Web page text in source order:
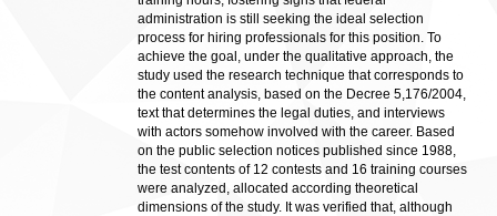
administration is still seeking the ideal selection
process for hiring professionals for this position. To
achieve the goal, under the qualitative approach, the
study used the research technique that corresponds to
the content analysis, based on the Decree 5,176/2004,
text that determines the legal duties, and interviews
with actors somehow involved with the career. Based
on the public selection notices published since 1988,
the test contents of 12 contests and 16 training courses
were analyzed, allocated according theoretical
dimensions of the study. It was verified that, although